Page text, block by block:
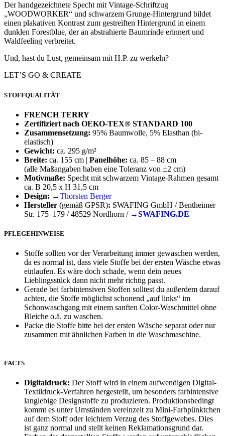
Der handgezeichnete Specht mit Vintage-Schriftzug
„WOODWORKER“ und schwarzem Grunge-Hintergrund bildet
einen plakativen Kontrast zum gestreiften Hintergrund in einem
dunklen Forestblue, der an abstrahierte Baumrinde erinnert und
Waldfeeling verbreitet.
Und, hast du Lust, gemeinsam mit H.P. zu werkeln?
LET’S GO & CREATE
STOFFQUALITÄT
FRENCH TERRY
Zertifiziert nach OEKO-TEX® STANDARD 100
Zusammensetzung: 95% Baumwolle, 5% Elasthan (bi-
elastisch)
Gewicht: ca. 295 g/m²
Breite: ca. 155 cm | Panelhöhe: ca. 85 – 88 cm
(alle Maßangaben haben eine Toleranz von ±2 cm)
Motivmaße: Specht mit schwarzem Vintage-Rahmen gesamt
ca. B 20,5 x H 31,5 cm
Design: →Thorsten Berger
Hersteller (gemäß GPSR): SWAFING GmbH / Bentheimer
Str. 175–179 / 48529 Nordhorn / →SWAFING.DE
PFLEGEHINWEISE
Stoffe sollten vor der Verarbeitung immer gewaschen werden,
da es normal ist, dass viele Stoffe bei der ersten Wäsche etwas
einlaufen. Es wäre doch schade, wenn dein neues
Lieblingsstück dann nicht mehr richtig passt.
Gerade bei farbintensiven Stoffen solltest du außerdem darauf
achten, die Stoffe möglichst schonend „auf links“ im
Schonwaschgang mit einem sanften Color-Waschmittel ohne
Bleiche o.ä. zu waschen.
Packe die Stoffe bitte bei der ersten Wäsche separat oder nur
zusammen mit ähnlichen Farben in die Waschmaschine.
FACTS
Digitaldruck: Der Stoff wird in einem aufwendigen Digital-
Textildruck-Verfahren hergestellt, um besonders farbintensive
langlebige Designstoffe zu produzieren. Produktionsbedingt
kommt es unter Umständen vereinzelt zu Mini-Farbpünktchen
auf dem Stoff oder leichtem Verzug des Stoffgewebes. Dies
ist ganz normal und stellt keinen Reklamationsgrund dar.